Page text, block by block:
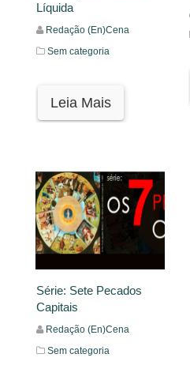
Líquida
Redação (En)Cena
Sem categoria
Leia Mais
Série: Sete Pecados
Capitais
Redação (En)Cena
Sem categoria